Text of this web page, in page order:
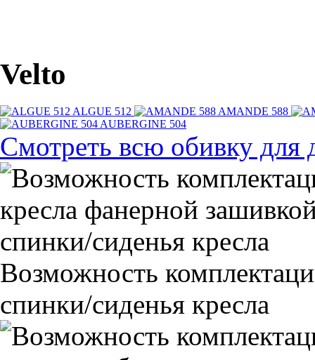
Velto
ALGUE 512
AMANDE 588
AUBERGINE 504
Смотреть всю обивку для
Возможность
спинки/сиденья кресла